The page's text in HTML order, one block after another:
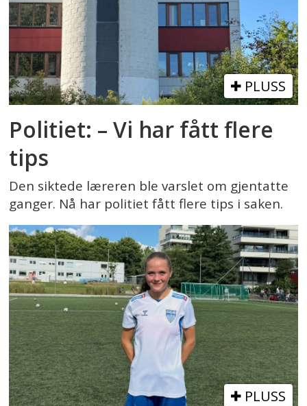
PLUSS
Politiet: – Vi har fått flere
tips
Den siktede læreren ble varslet om gjentatte
ganger. Nå har politiet fått flere tips i saken.
PLUSS